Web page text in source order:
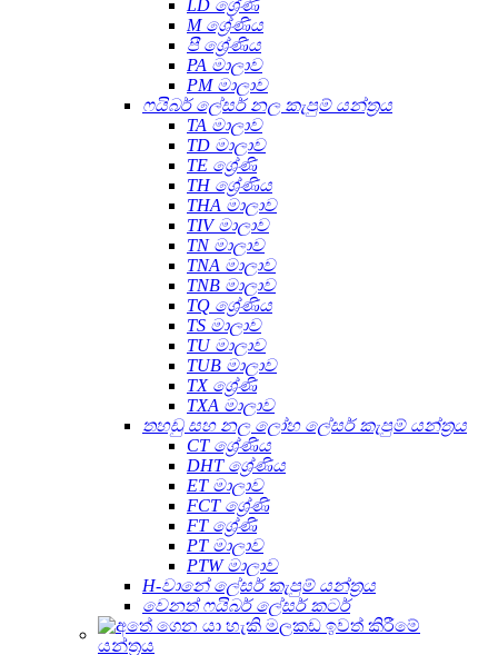
LD ශ්‍රේණි
M ශ්‍රේණිය
පී ශ්‍රේණිය
PA මාලාව
PM මාලාව
ෆයිබර් ලේසර් නල කැපුම් යන්ත්‍රය
TA මාලාව
TD මාලාව
TE ශ්‍රේණි
TH ශ්‍රේණිය
THA මාලාව
TIV මාලාව
TN මාලාව
TNA මාලාව
TNB මාලාව
TQ ශ්‍රේණිය
TS මාලාව
TU මාලාව
TUB මාලාව
TX ශ්‍රේණි
TXA මාලාව
තහඩු සහ නල ලෝහ ලේසර් කැපුම් යන්ත්‍රය
CT ශ්‍රේණිය
DHT ශ්‍රේණිය
ET මාලාව
FCT ශ්‍රේණි
FT ශ්‍රේණි
PT මාලාව
PTW මාලාව
H-වානේ ලේසර් කැපුම් යන්ත්‍රය
වෙනත් ෆයිබර් ලේසර් කටර්